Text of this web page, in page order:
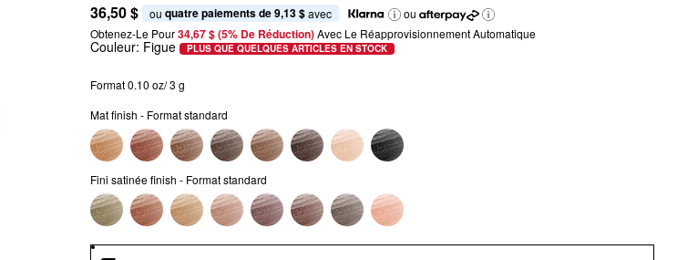
36,50 $ ou quatre paiements de 9,13 $ avec
ou
Obtenez-Le Pour34,67 $ (5% De Réduction) Avec Le Réapprovisionnement Automatique
Couleur: Figue PLUS QUE QUELQUES ARTICLES EN STOCK
Format 0.10 oz/ 3 g
Mat finish - Format standard
Fini satinée finish - Format standard